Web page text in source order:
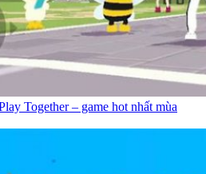
Together – game hot nhất mùa